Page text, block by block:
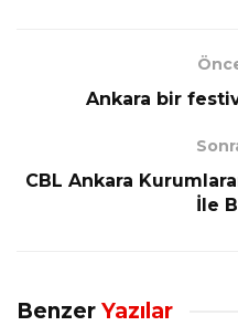
Ankara bir
CBL Ankara
İle
Benzer Yazılar